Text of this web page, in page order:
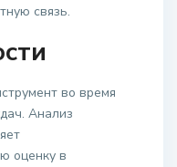
связь.
во время
Анализ
оценку в